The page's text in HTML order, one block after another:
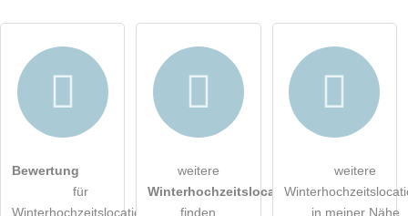
Die Datenschutzerklärung habe ich zur Kenntnis genommen.
Bewertung
für
Winterhochzeitslocation
weitere
Winterhochzeitslocations
finden
weitere
in meiner Nähe